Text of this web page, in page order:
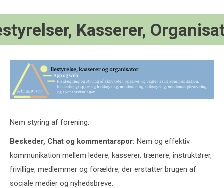
Kasserer,
Nem styring af forening:
Beskeder, Chat og kommentarspor: Nem og effektiv
kommunikation mellem ledere, kasserer, trænere, instruktører,
frivillige, medlemmer og forældre, der erstatter brugen af
sociale medier og nyhedsbreve.